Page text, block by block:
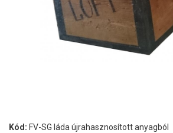
Kód: FV-SG láda újrahasznosított anyagból